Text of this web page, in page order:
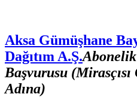
Aksa Gümüşhane
Dağıtım A.Ş.
Başvurusu
Adına)